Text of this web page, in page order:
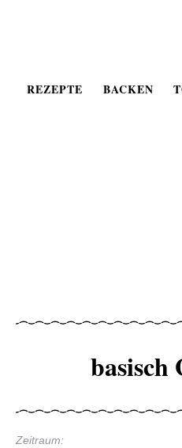
REZEPTE BACKEN
basisch
Zeitraum: